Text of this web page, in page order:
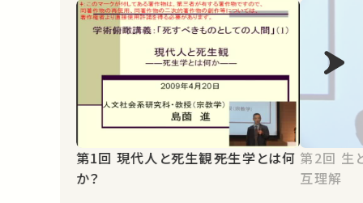
第1回 現代人と死生観――死生学とは何
か？
第2回 生と死の思想――その多様性と相
互理解